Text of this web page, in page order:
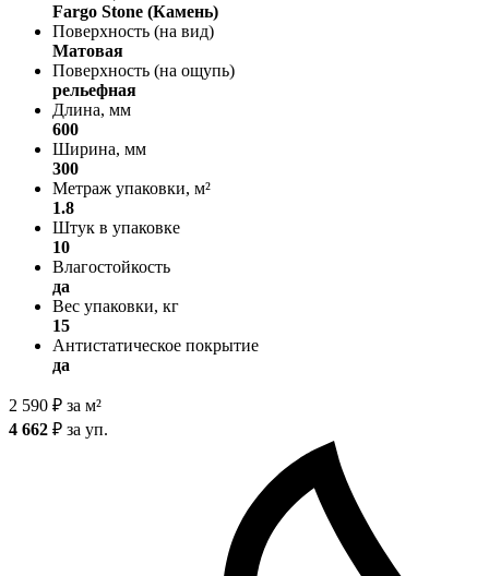
Fargo Stone (Камень)
Поверхность (на вид)
Матовая
Поверхность (на ощупь)
рельефная
Длина, мм
600
Ширина, мм
300
Метраж упаковки, м²
1.8
Штук в упаковке
10
Влагостойкость
да
Вес упаковки, кг
15
Антистатическое покрытие
да
2 590 ₽ за м²
4 662 ₽ за уп.